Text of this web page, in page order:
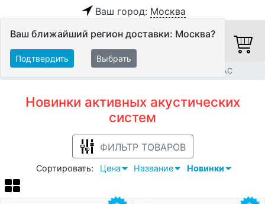
Ваш город: Москва
Ваш ближайший регион доставки: Москва?
Подтвердить Выбрать
Активные АС
Новинки активных акустических
систем
ФИЛЬТР ТОВАРОВ
Сортировать: Цена Название Новинки